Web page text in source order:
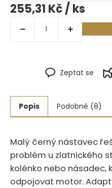
Zeptat se
255,31 Kč/ ks
Popis Podobné (8)
Malý černý nástavec
problém u zlatnického
kolénko nebo násadec,
odpojovat motor.‍​‍​‌‌​​​‌​‌‌​​​​​​​‌​‌‌‌​‌​‌​‌‌‌‌​